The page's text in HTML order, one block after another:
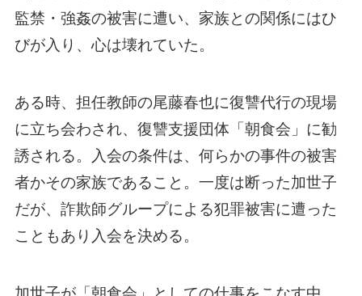
監禁・強姦の被害に遭い、家族との関係にはひ
びが入り、心は壊れていた。
ある時、担任教師の尾藤春也に復讐代行の現場
に立ち会わされ、復讐支援団体「朝食会」に勧
誘される。入会の条件は、何らかの事件の被害
者かその家族であること。一度は断った加世子
だが、詐欺師グループによる犯罪被害に遭った
こともあり入会を決める。